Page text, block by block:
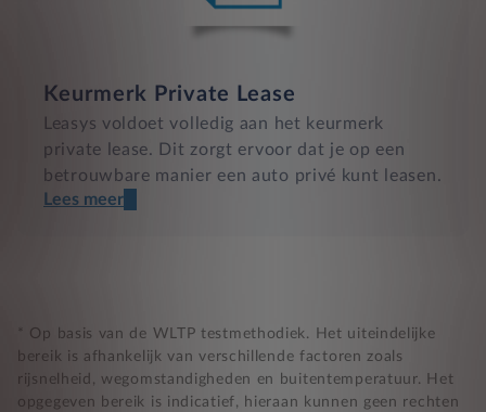
Keurmerk Private Lease
Leasys voldoet volledig aan het keurmerk
private lease. Dit zorgt ervoor dat je op een
betrouwbare manier een auto privé kunt leasen.
Nooit te hoge financiële lasten
BB 14 dagen bedenktijd
Lees meer
* Op basis van de WLTP testmethodiek. Het uiteindelijke
bereik is afhankelijk van verschillende factoren zoals
rijsnelheid, wegomstandigheden en buitentemperatuur. Het
opgegeven bereik is indicatief, hieraan kunnen geen rechten